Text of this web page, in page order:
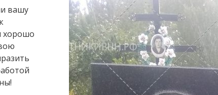
вашу
хорошо